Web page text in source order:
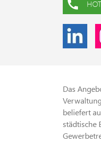
Das
beliefert
städtische